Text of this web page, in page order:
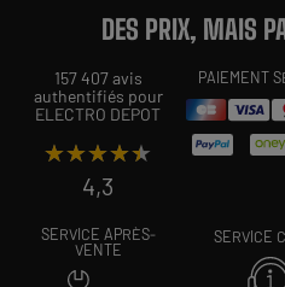
DES PRIX, MAIS
157 407 avis
authentifiés pour
ELECTRO DEPOT
★★★★★
★★★★★
4,3
PAIEMENT
SERVICE APRÈS-
VENTE
SERVICE